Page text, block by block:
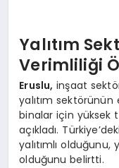
Yalıtım
Verimliliği
Eruslu, inşaat
yalıtım
binalar için yüksek
açıkladı.
yalıtımlı olduğunu,
olduğunu belirtti.